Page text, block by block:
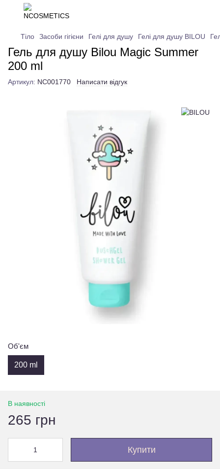
Тіло Засоби гігієни Гелі для душу Гелі для душу BILOU
Гель для душу Bilou Magic Summer
200 ml
Артикул: NC001770 Написати відгук
Об'єм
200 ml
В наявності
265 грн
Купити